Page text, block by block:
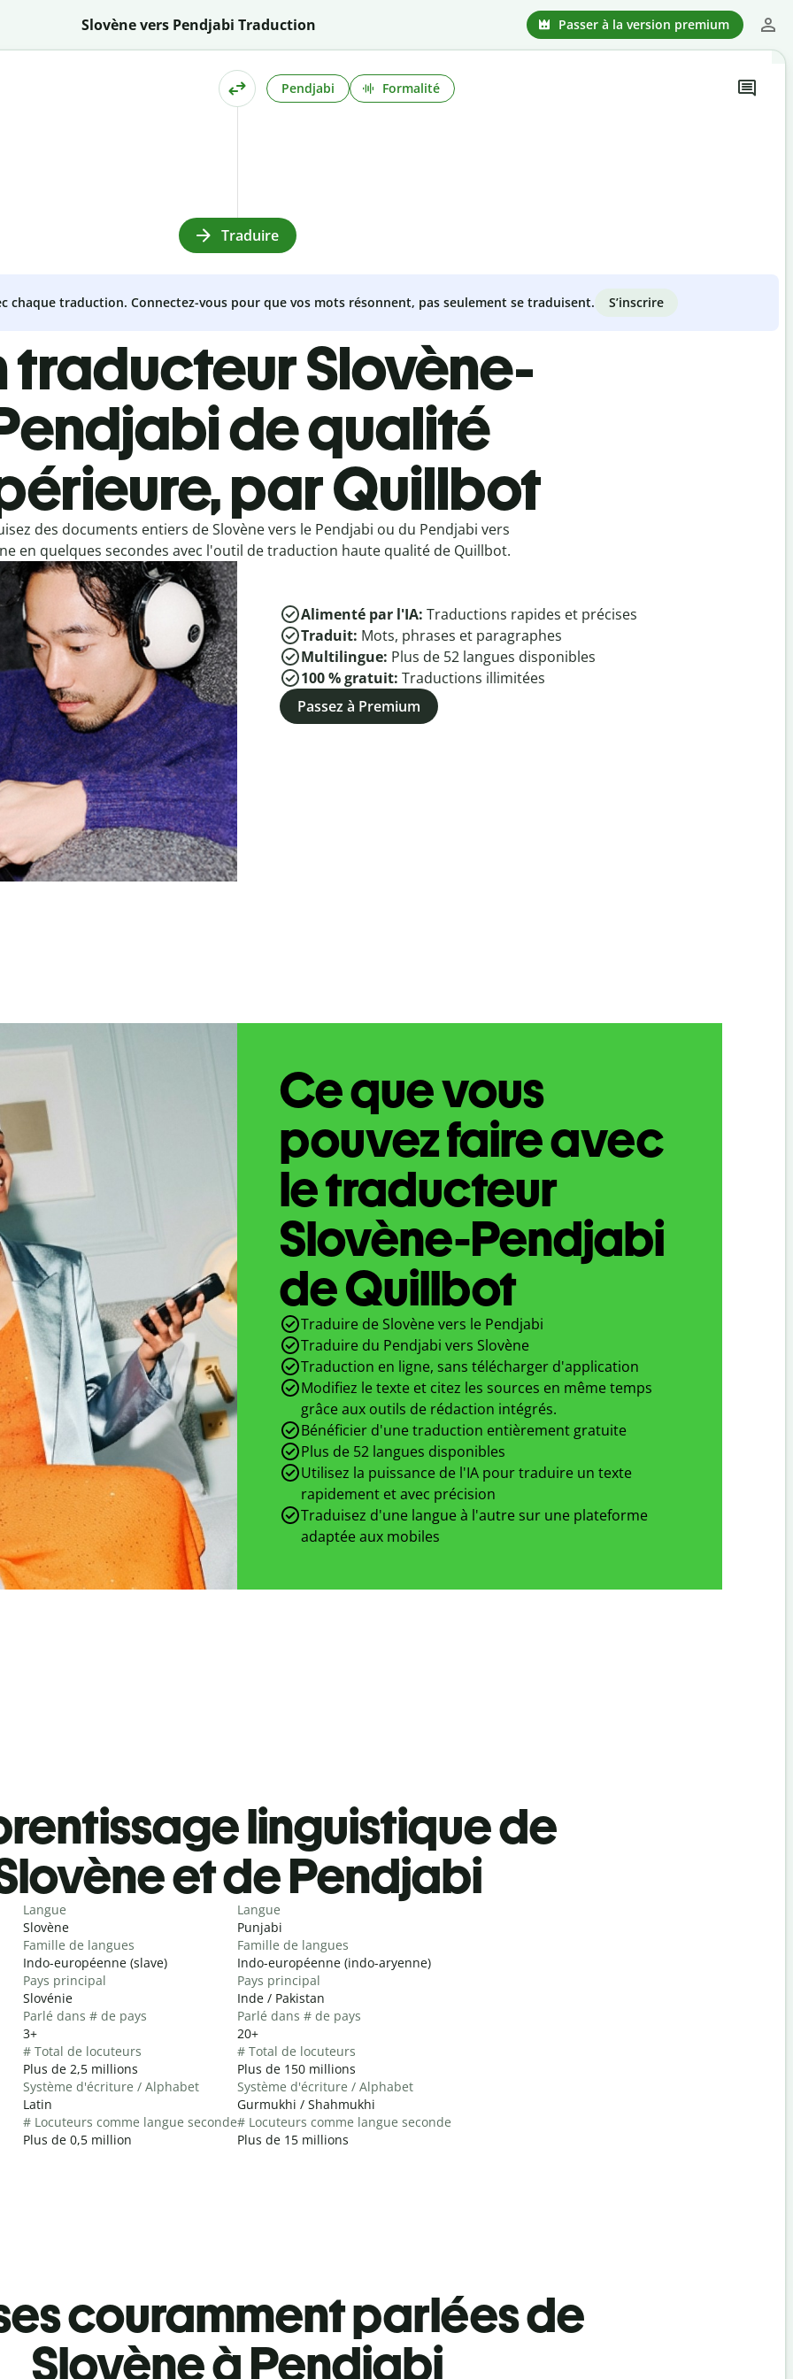
Slovène vers Pendjabi Traduction Passer à la version premium
Pendjabi Formalité
Traduire
chaque traduction. Connectez-vous pour que vos mots résonnent, pas seulement se traduisent. S’inscrire
traducteur Slovène-
de qualité
par Quillbot
des documents entiers de Slovène vers le Pendjabi ou du Pendjabi vers
en quelques secondes avec l'outil de traduction haute qualité de Quillbot.
Alimenté par l'IA: Traductions rapides et précises
Traduit: Mots, phrases et paragraphes
Multilingue: Plus de 52 langues disponibles
100 % gratuit: Traductions illimitées
Passez à Premium
Ce que vous
pouvez faire avec
le traducteur
Slovène-Pendjabi
de Quillbot
Traduire de Slovène vers le Pendjabi
Traduire du Pendjabi vers Slovène
Traduction en ligne, sans télécharger d'application
Modifiez le texte et citez les sources en même temps
grâce aux outils de rédaction intégrés.
Bénéficier d'une traduction entièrement gratuite
Plus de 52 langues disponibles
Utilisez la puissance de l'IA pour traduire un texte
rapidement et avec précision
Traduisez d'une langue à l'autre sur une plateforme
adaptée aux mobiles
linguistique de
et de Pendjabi
Langue
Slovène
Famille de langues
Indo-européenne (slave)
Pays principal
Slovénie
Parlé dans # de pays
3+
# Total de locuteurs
Plus de 2,5 millions
Système d'écriture / Alphabet
Latin
# Locuteurs comme langue seconde
Plus de 0,5 million
Langue
Punjabi
Famille de langues
Indo-européenne (indo-aryenne)
Pays principal
Inde / Pakistan
Parlé dans # de pays
20+
# Total de locuteurs
Plus de 150 millions
Système d'écriture / Alphabet
Gurmukhi / Shahmukhi
# Locuteurs comme langue seconde
Plus de 15 millions
couramment parlées de
Slovène à Pendjabi